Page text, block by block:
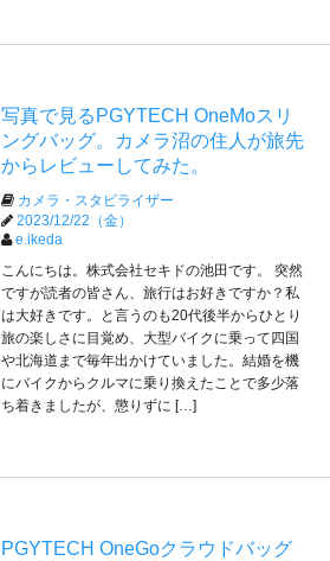
写真で見るPGYTECH OneMoスリ
ングバッグ。カメラ沼の住人が旅先
からレビューしてみた。
カメラ・スタビライザー
2023/12/22（金）
e.ikeda
こんにちは。株式会社セキドの池田です。 突然
ですが読者の皆さん、旅行はお好きですか？私
は大好きです。と言うのも20代後半からひとり
旅の楽しさに目覚め、大型バイクに乗って四国
や北海道まで毎年出かけていました。結婚を機
にバイクからクルマに乗り換えたことで多少落
ち着きましたが、懲りずに […]
PGYTECH OneGoクラウドバッグ